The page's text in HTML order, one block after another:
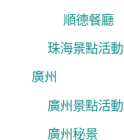
順德餐廳
珠海景點活動
廣州
廣州景點活動
廣州秘景